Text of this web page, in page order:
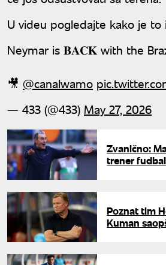
U videu pogledajte kako je to
Neymar is 𝐁𝐀𝐂𝐊 with the
🎥 @canalwamo
— 433 (@433) May 27, 2026
Zvanično:
trener
Poznat tim
Kuman